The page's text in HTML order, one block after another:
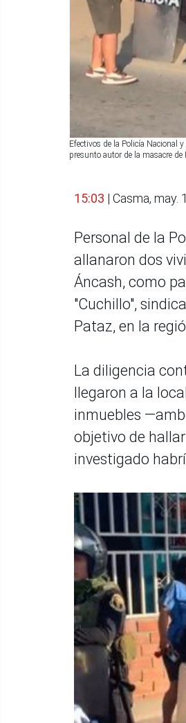
Efectivos de la Policía Nacional
presunto autor de la masacre
15:03 | Casma, may.
Personal de la
allanaron dos
Áncash, como
"Cuchillo",
Pataz, en la
La diligencia
llegaron a la
inmuebles
objetivo de
investigado